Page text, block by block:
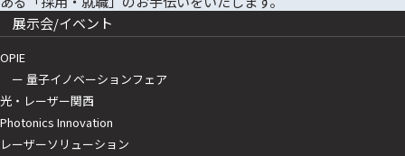
展示会/イベント
OPIE
ー 量子イノベーションフェア
光・レーザー関西
Photonics Innovation
レーザーソリューション